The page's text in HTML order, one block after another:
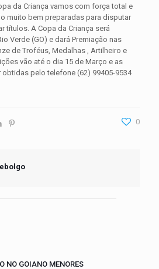
da Criança vamos com força total e
muito bem preparadas para disputar
títulos. A Copa da Criança será
Verde (GO) e dará Premiação nas
de Troféus, Medalhas , Artilheiro e
vão até o dia 15 de Março e as
pelo telefone (62) 99405-9534
0
NO GOIANO MENORES